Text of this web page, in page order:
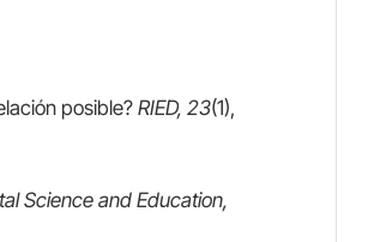
posible? RIED, 23(1),
Science and Education,